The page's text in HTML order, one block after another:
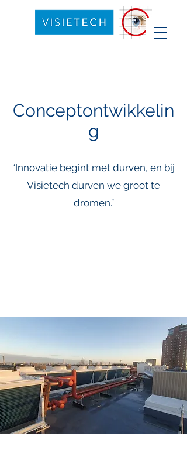
Conceptontwikkelin
g
“Innovatie begint met durven, en bij
Visietech durven we groot te
dromen.”